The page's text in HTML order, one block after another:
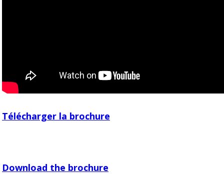
Télécharger la brochure
Download the brochure